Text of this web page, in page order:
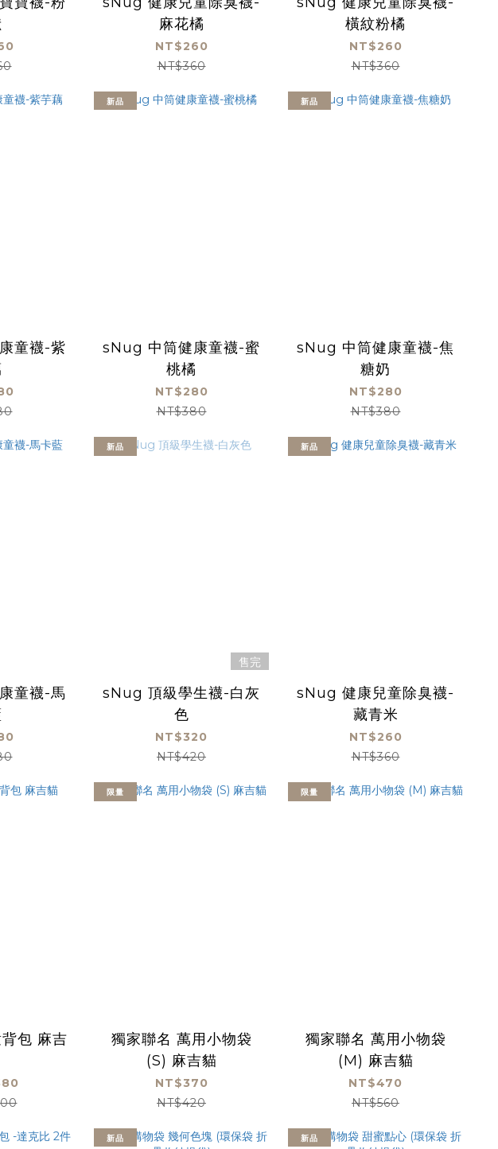
麻花橘
NT$260
NT$360
橫紋粉橘
NT$260
NT$360
童襪-紫
新品
sNug 中筒健康童襪-蜜
桃橘
NT$280
NT$380
新品
sNug 中筒健康童襪-焦
糖奶
NT$280
NT$380
童襪-馬
新品
售完
sNug 頂級學生襪-白灰
色
NT$320
NT$420
新品
sNug 健康兒童除臭襪-
藏青米
NT$260
NT$360
包 麻吉
限量
獨家聯名 萬用小物袋
(S) 麻吉貓
NT$370
NT$420
限量
獨家聯名 萬用小物袋
(M) 麻吉貓
NT$470
NT$560
新品 新品